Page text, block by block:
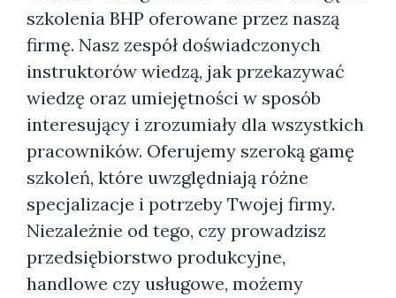
szkolenia BHP oferowane przez naszą
firmę. Nasz zespół doświadczonych
instruktorów wiedzą, jak przekazywać
wiedzę oraz umiejętności w sposób
interesujący i zrozumiały dla wszystkich
pracowników. Oferujemy szeroką gamę
szkoleń, które uwzględniają różne
specjalizacje i potrzeby Twojej firmy.
Niezależnie od tego, czy prowadzisz
przedsiębiorstwo produkcyjne,
handlowe czy usługowe, możemy